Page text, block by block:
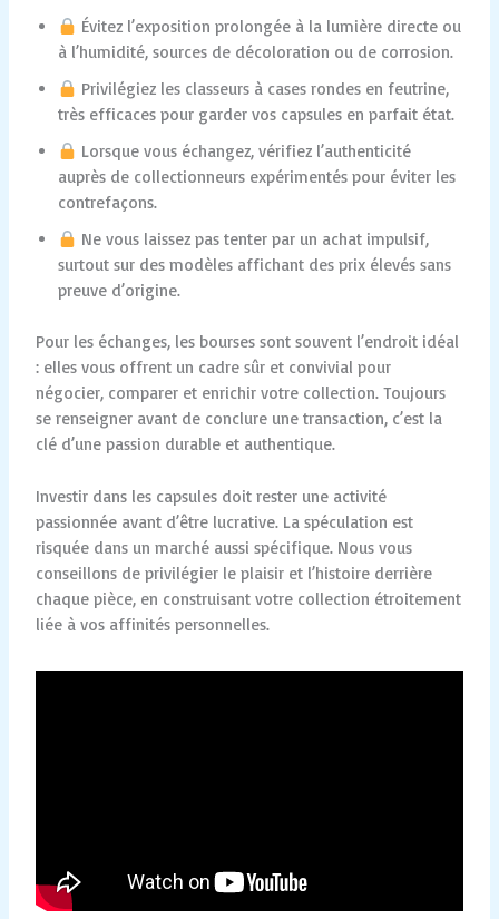
Évitez l’exposition prolongée à la lumière directe ou
à l’humidité, sources de décoloration ou de corrosion.
Privilégiez les classeurs à cases rondes en feutrine,
très efficaces pour garder vos capsules en parfait état.
Lorsque vous échangez, vérifiez l’authenticité
auprès de collectionneurs expérimentés pour éviter les
contrefaçons.
Ne vous laissez pas tenter par un achat impulsif,
surtout sur des modèles affichant des prix élevés sans
preuve d’origine.
Pour les échanges, les bourses sont souvent l’endroit idéal
: elles vous offrent un cadre sûr et convivial pour
négocier, comparer et enrichir votre collection. Toujours
se renseigner avant de conclure une transaction, c’est la
clé d’une passion durable et authentique.
Investir dans les capsules doit rester une activité
passionnée avant d’être lucrative. La spéculation est
risquée dans un marché aussi spécifique. Nous vous
conseillons de privilégier le plaisir et l’histoire derrière
chaque pièce, en construisant votre collection étroitement
liée à vos affinités personnelles.